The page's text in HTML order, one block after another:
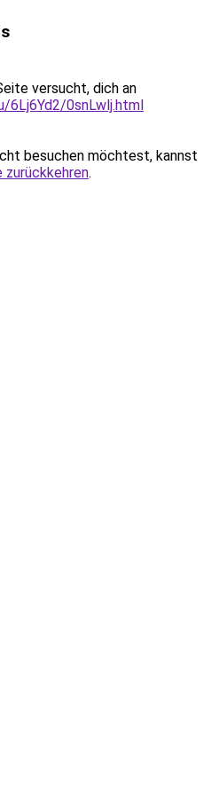
versucht, dich an
6Lj6Yd2/0snLwlj.html
besuchen möchtest, kannst
zurückkehren.